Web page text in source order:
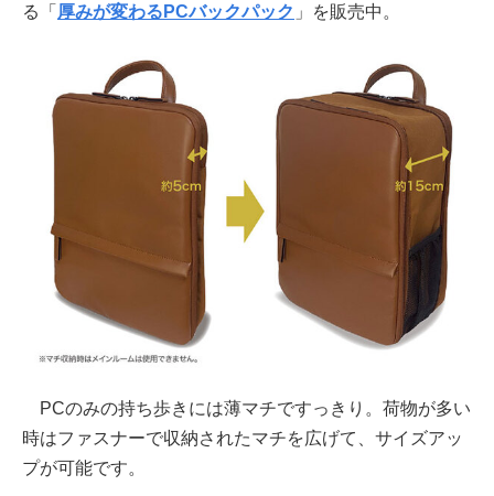
る「 厚みが変わるPCバックパック 」を販売中。
PCのみの持ち歩きには薄マチですっきり。荷物が多い
時はファスナーで収納されたマチを広げて、サイズアッ
プが可能です。